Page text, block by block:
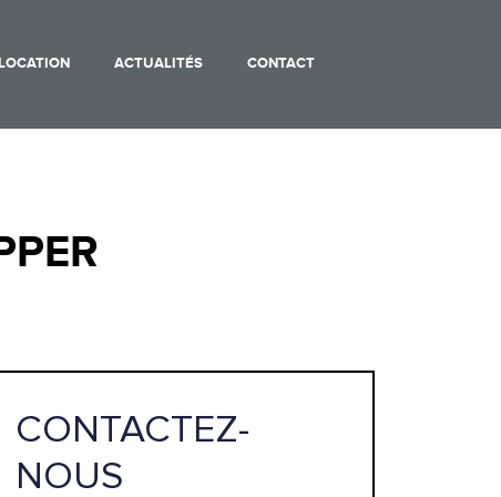
ACTUALITÉS CONTACT
CONTACTEZ-
NOUS